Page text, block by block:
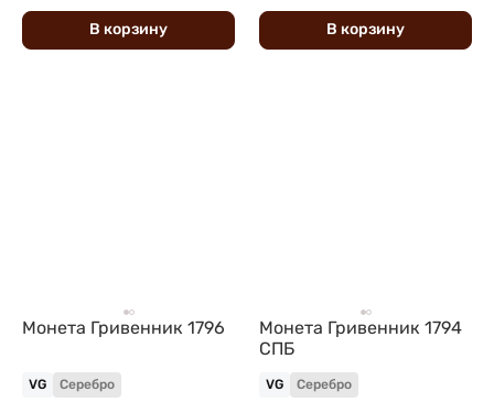
В корзину В корзину
Монета Гривенник 1796
VG Серебро
Монета Гривенник 1794
СПБ
VG Серебро